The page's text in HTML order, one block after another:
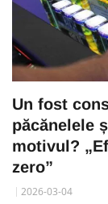
Un fost
păcănelele
motivul?
zero”
2026-03-04